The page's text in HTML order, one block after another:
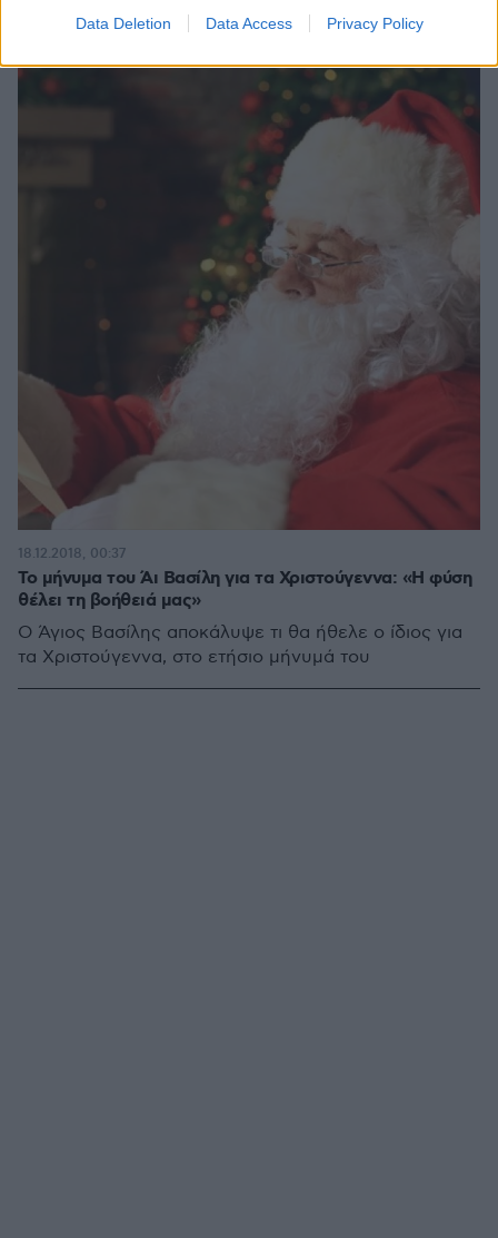
Data Deletion Data Access Privacy Policy
Το μήνυμα του Άι Βασίλη για τα Χριστούγεννα: «Η φύση
θέλει τη βοήθειά μας»
O Άγιος Βασίλης αποκάλυψε τι θα ήθελε ο ίδιος για
τα Χριστούγεννα, στο ετήσιο μήνυμά του
18.12.2018, 00:37